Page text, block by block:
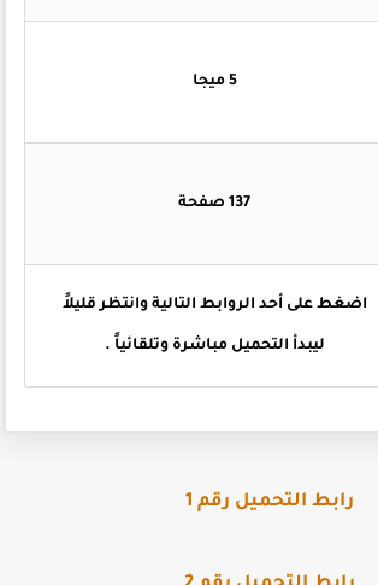
على أحد الروابط التالية وانتظر قليلاً
ليبدأ التحميل مباشرة وتلقائياً.
رابط التحميل رقم 1